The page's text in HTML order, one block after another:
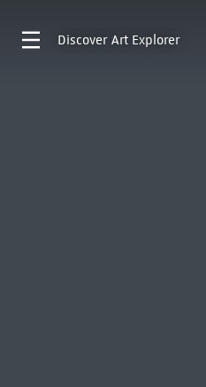
Discover Art Explorer